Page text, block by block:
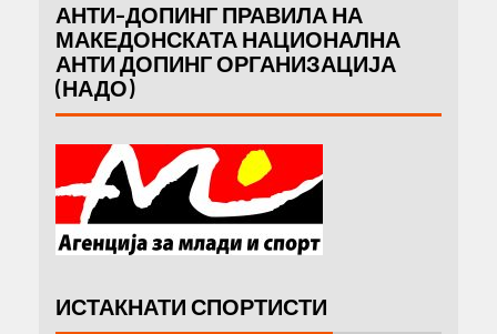
АНТИ-ДОПИНГ ПРАВИЛА НА
МАКЕДОНСКАТА НАЦИОНАЛНА
АНТИ ДОПИНГ ОРГАНИЗАЦИЈА
(НАДО)
ИСТАКНАТИ СПОРТИСТИ